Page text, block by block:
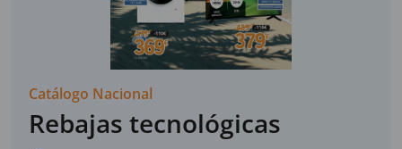
Catálogo Nacional
Rebajas tecnológicas